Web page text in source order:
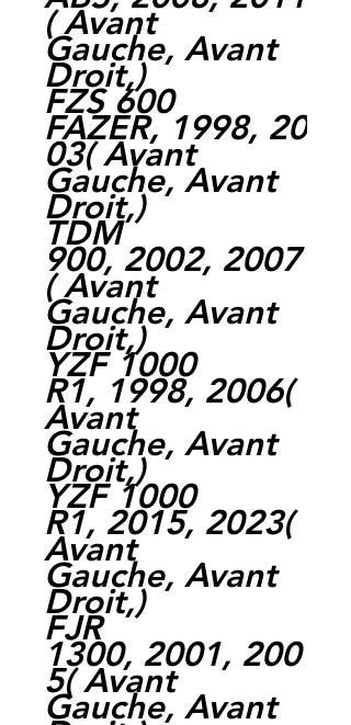
( Avant
Gauche, Avant
Droit,)
FZS 600
FAZER, 1998, 20
03( Avant
Gauche, Avant
Droit,)
TDM
900, 2002, 2007
( Avant
Gauche, Avant
Droit,)
YZF 1000
R1, 1998, 2006(
Avant
Gauche, Avant
Droit,)
YZF 1000
R1, 2015, 2023(
Avant
Gauche, Avant
Droit,)
FJR
1300, 2001, 200
5( Avant
Gauche, Avant